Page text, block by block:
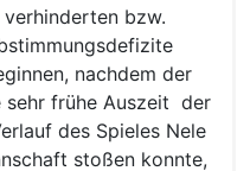
bzw.
nachdem der
sehr frühe Auszeit der
des Spieles Nele
stoßen konnte,